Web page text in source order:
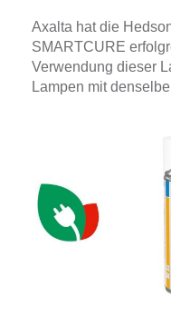
Axalta hat die
SMARTCURE
Verwendung dieser
Lampen mit